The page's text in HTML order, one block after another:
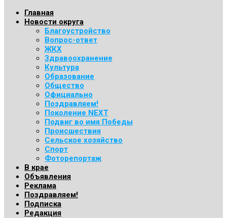
Главная
Новости округа
Благоустройство
Вопрос-ответ
ЖКХ
Здравоохранение
Культура
Образование
Общество
Официально
Поздравляем!
Поколение NEXT
Подвиг во имя Победы
Происшествия
Сельское хозяйство
Спорт
Фоторепортаж
В крае
Объявления
Реклама
Поздравляем!
Подписка
Редакция